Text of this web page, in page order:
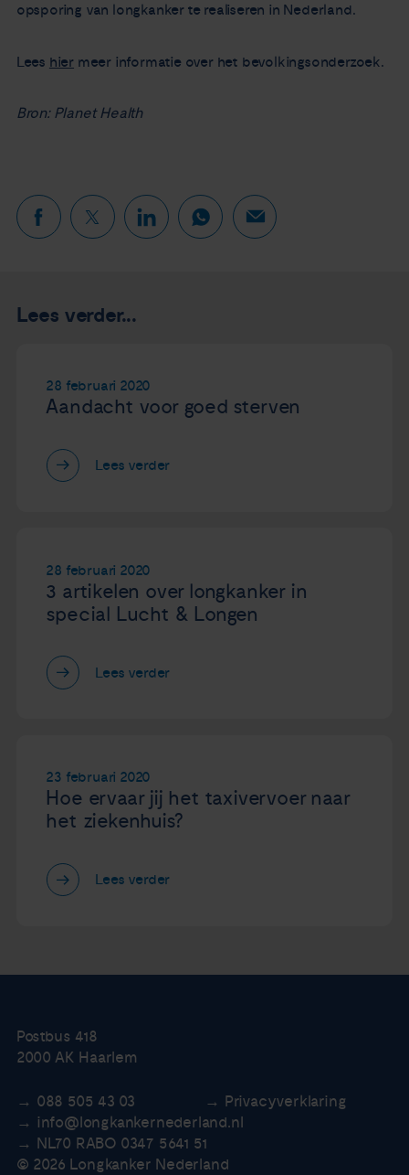
opsporing van longkanker te realiseren in Nederland.
Lees hier meer informatie over het bevolkingsonderzoek.
Bron: Planet Health
Lees verder...
28 februari 2020
Aandacht voor goed sterven
Lees verder
28 februari 2020
3 artikelen over longkanker in
special Lucht & Longen
Lees verder
23 februari 2020
Hoe ervaar jij het taxivervoer naar
het ziekenhuis?
Lees verder
Postbus 418
2000 AK Haarlem
088 505 43 03
Privacyverklaring
info@longkankernederland.nl
NL70 RABO 0347 5641 51
© 2026 Longkanker Nederland